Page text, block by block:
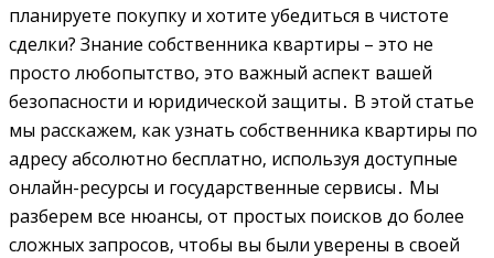
планируете покупку и хотите убедиться в чистоте
сделки? Знание собственника квартиры – это не
просто любопытство‚ это важный аспект вашей
безопасности и юридической защиты․ В этой статье
мы расскажем‚ как узнать собственника квартиры по
адресу абсолютно бесплатно‚ используя доступные
онлайн-ресурсы и государственные сервисы․ Мы
разберем все нюансы‚ от простых поисков до более
сложных запросов‚ чтобы вы были уверены в своей